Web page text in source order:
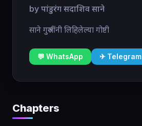
by पांडुरंग सदाशिव साने
साने गुरुजींनी लिहिलेल्या गोष्टी
💬 WhatsApp ✈ Telegram
Chapters